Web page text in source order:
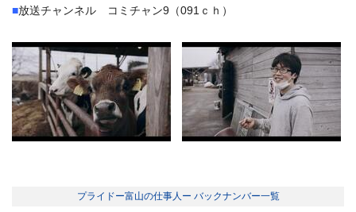
■放送チャンネル コミチャン9（091ｃｈ）
プライドー富山の仕事人ー バックナンバー一覧